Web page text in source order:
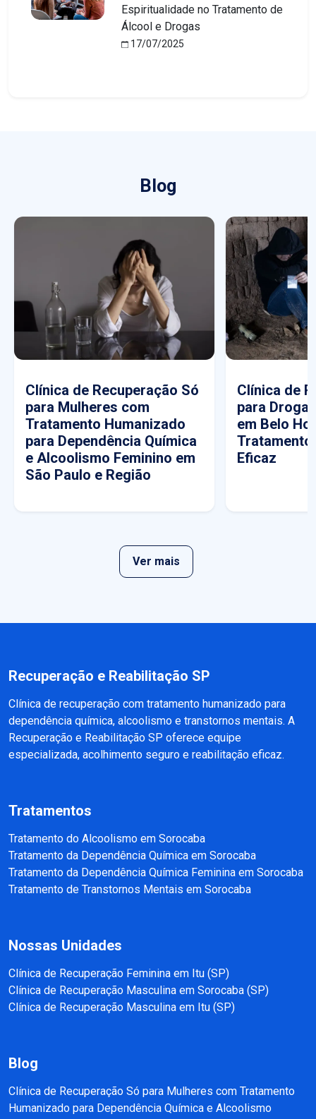
Espiritualidade no Tratamento de
Álcool e Drogas
17/07/2025
Blog
Clínica de Recuperação Só
para Mulheres com
Tratamento Humanizado
para Dependência Química
e Alcoolismo Feminino em
São Paulo e Região
Clínica de
para
em Belo
Tratamento
Eficaz
Ver mais
Recuperação e Reabilitação SP
Clínica de recuperação com tratamento humanizado para
dependência química, alcoolismo e transtornos mentais. A
Recuperação e Reabilitação SP oferece equipe
especializada, acolhimento seguro e reabilitação eficaz.
Tratamentos
Tratamento do Alcoolismo em Sorocaba
Tratamento da Dependência Química em Sorocaba
Tratamento da Dependência Química Feminina em Sorocaba
Tratamento de Transtornos Mentais em Sorocaba
Nossas Unidades
Clínica de Recuperação Feminina em Itu (SP)
Clínica de Recuperação Masculina em Sorocaba (SP)
Clínica de Recuperação Masculina em Itu (SP)
Blog
Clínica de Recuperação Só para Mulheres com Tratamento
Humanizado para Dependência Química e Alcoolismo